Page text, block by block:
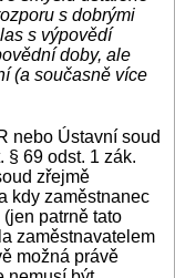
s dobrými
s výpovědí
doby, ale
(a současně více
nebo Ústavní soud
§ 69 odst. 1 zák.
zřejmě
kdy zaměstnanec
patrně tato
zaměstnavatelem
možná právě